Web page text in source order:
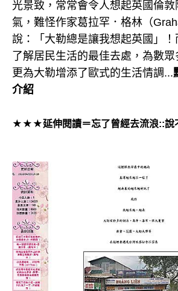
光景致，常常會令人想起英國倫
氣，難怪作家葛拉罕．格林（
說：「大勒總是讓我想起英國」
了解居民生活的最佳去處，為數眾
更為大勒增添了歐式的生活情調...
介紹
★★★延伸閱讀＝忘了曾經去流浪::說